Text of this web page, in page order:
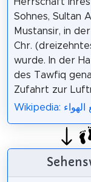
Herrschaft ihres
Sohnes, Sultan
Mustansir, in
Chr.
wurde. In der
des Tawfiq
Zufahrt zur